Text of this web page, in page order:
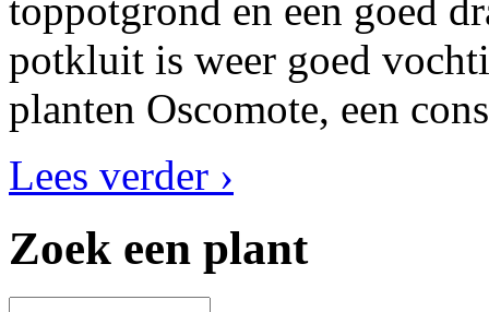
toppotgrond en een goed
potkluit is weer goed
planten Oscomote, een
Lees verder ›
Zoek een plant